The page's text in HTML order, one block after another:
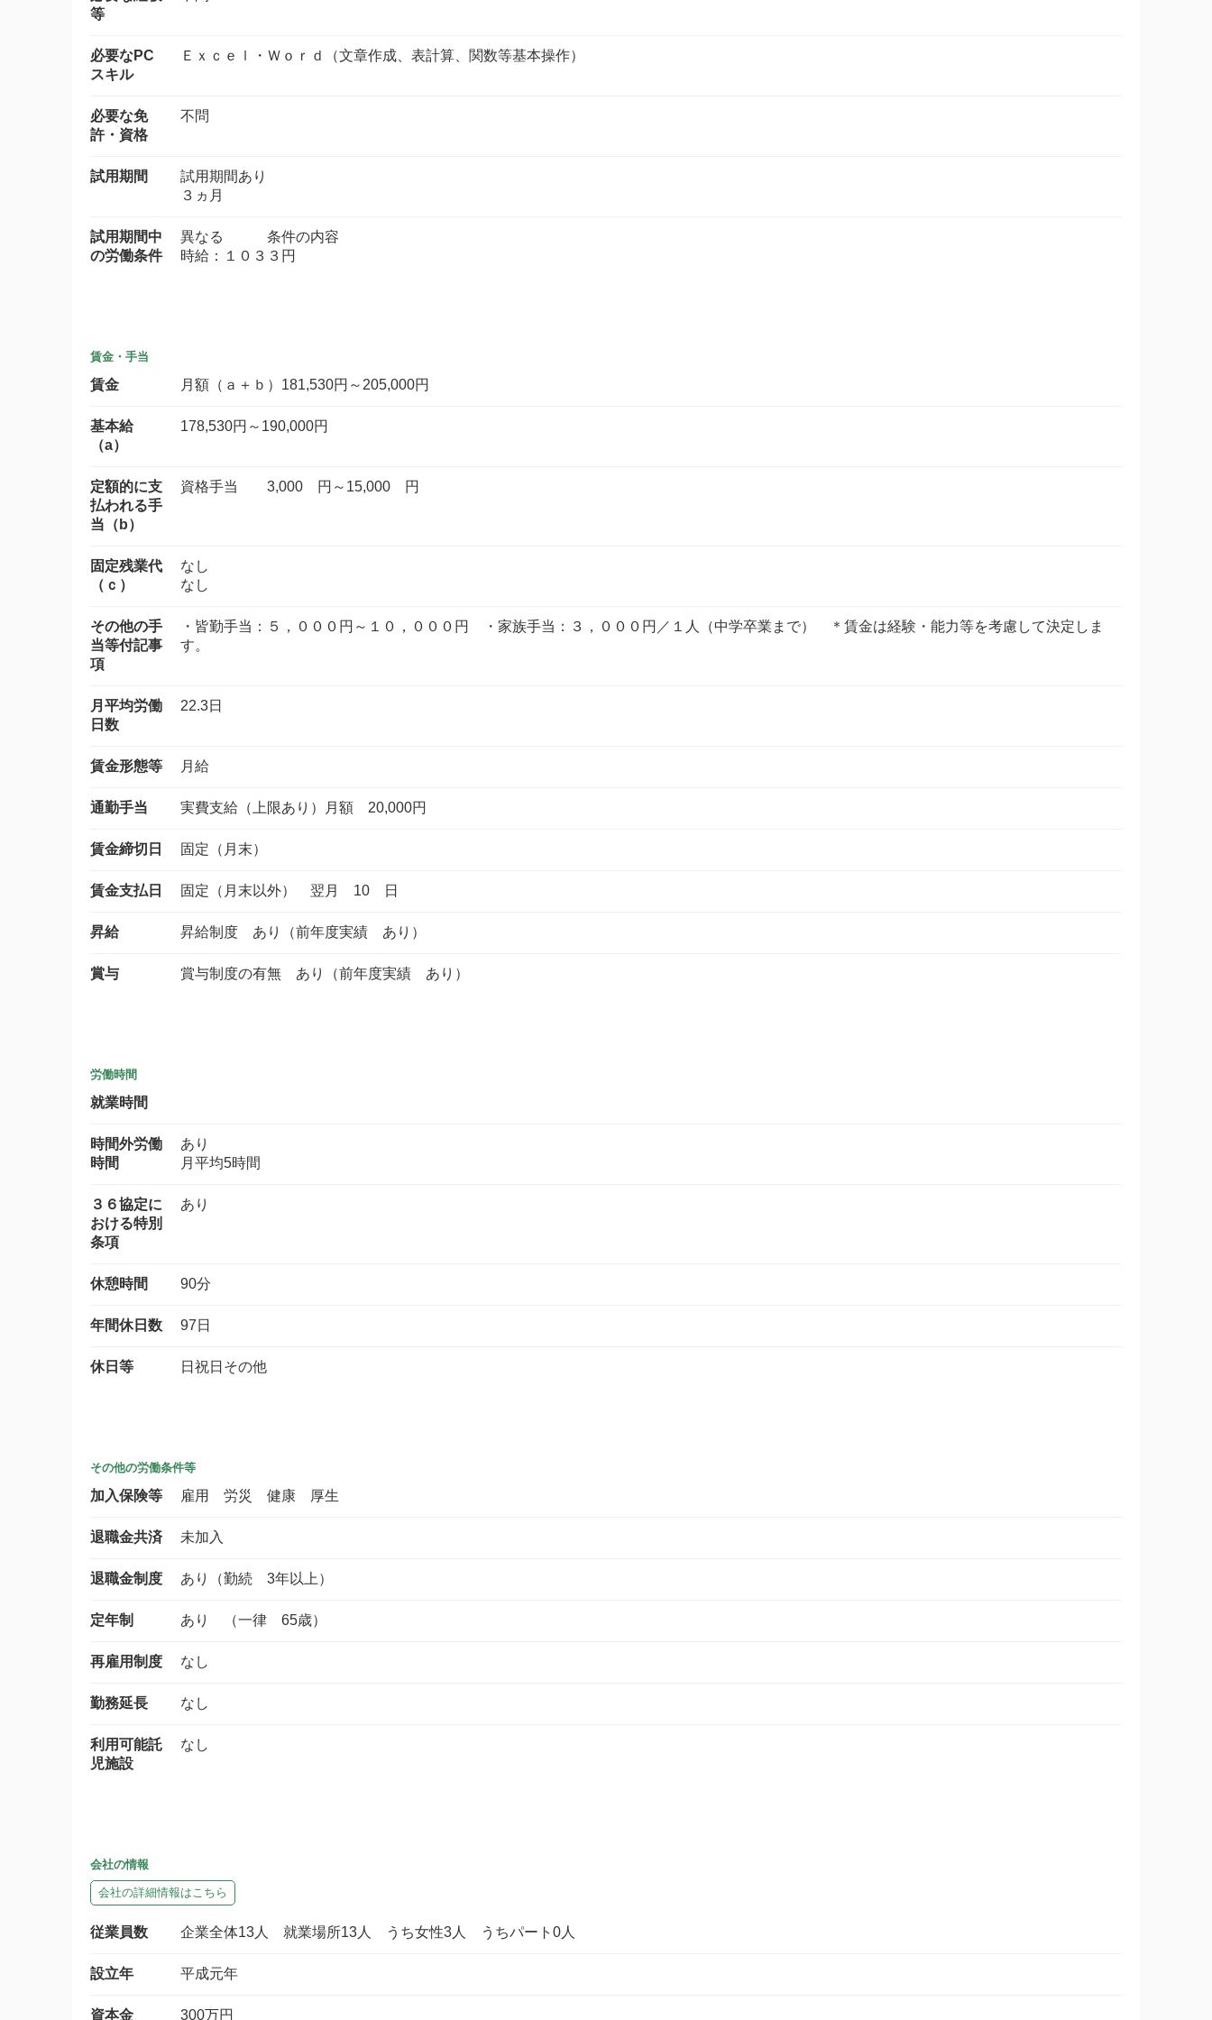
等
必要なPC
スキル
Ｅｘｃｅｌ・Ｗｏｒｄ（文章作成、表計算、関数等基本操作）
必要な免
許・資格
不問
試用期間
試用期間あり
３ヵ月
試用期間中
の労働条件
異なる 条件の内容
時給：１０３３円
賃金・手当
賃金 月額（ａ＋ｂ）181,530円～205,000円
基本給
（a）
178,530円～190,000円
定額的に支
払われる手
当（b）
資格手当 3,000 円～15,000 円
固定残業代
（ｃ）
なし
なし
その他の手
当等付記事
項
・皆勤手当：５，０００円～１０，０００円 ・家族手当：３，０００円／１人（中学卒業まで） ＊賃金は経験・能力等を考慮して決定しま
す。
月平均労働
日数
22.3日
賃金形態等 月給
通勤手当 実費支給（上限あり）月額 20,000円
賃金締切日 固定（月末）
賃金支払日 固定（月末以外） 翌月 10 日
昇給 昇給制度 あり（前年度実績 あり）
賞与 賞与制度の有無 あり（前年度実績 あり）
労働時間
就業時間
時間外労働
時間
あり
月平均5時間
３６協定に
おける特別
条項
あり
休憩時間 90分
年間休日数 97日
休日等 日祝日その他
その他の労働条件等
加入保険等 雇用 労災 健康 厚生
退職金共済 未加入
退職金制度 あり（勤続 3年以上）
定年制 あり （一律 65歳）
再雇用制度 なし
勤務延長 なし
利用可能託
児施設
なし
会社の情報
会社の詳細情報はこちら
従業員数 企業全体13人 就業場所13人 うち女性3人 うちパート0人
設立年 平成元年
資本金 300万円